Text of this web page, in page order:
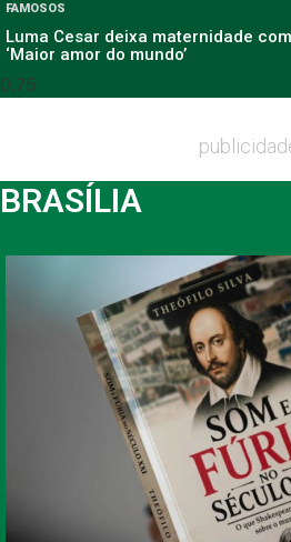
FAMOSOS
Luma Cesar deixa maternidade
‘Maior amor do mundo’
BRASÍLIA